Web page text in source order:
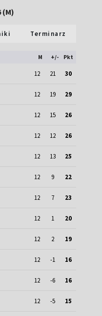
(M)
Terminarz
M +/- Pkt
12 21 30
12 19 29
12 15 26
12 12 26
12 13 25
12 9 22
12 7 23
12 1 20
12 2 19
12 -1 16
12 -6 16
12 -5 15